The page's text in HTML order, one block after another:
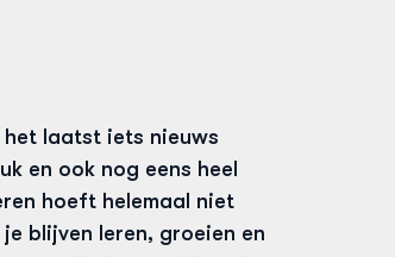
het laatst iets nieuws
en ook nog eens heel
hoeft helemaal niet
blijven leren, groeien en